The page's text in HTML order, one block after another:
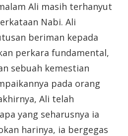
Ali masih terhanyut
Nabi. Ali
beriman kepada
perkara fundamental,
sebuah kemestian
pada orang
Ali telah
yang seharusnya ia
harinya, ia bergegas